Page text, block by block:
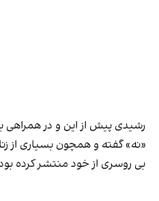
رشیدی پیش از این و در همراهی
«نه» گفته و همچون بسیاری از
بی‌ روسری از خود منتشر کرده